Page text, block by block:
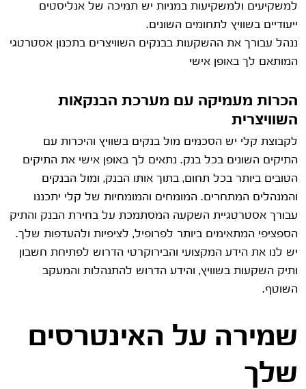
למשקיעים ולמשקיעות במניות יש תמיכה של אנליסטים
ייעודיים בשוויץ לתחומים השונים.
ננהל עבורך את ההשקעות בבנקים השוויצרים בתכנון אסטרטגי
המותאם לך באופן אישי
הכרות מעמיקה עם מערכת הבנקאות
השוויצרית
לקבוצת קלי יש הסכמים מול בנקים בשוויץ והיכרות עם
התיקים השונים בכל בנק. נתאים לך באופן אישי את התיקים
הטובים ביותר בכל תחום, בתוך אותו הבנק, ומול הבנקים
והמנהלים המתחרים. המומחים והמומחיות של קלי יתכננו
עבורך אסטרטגיית השקעה המסתמכת על בחירת הבנק והתיק
הספציפי המתאימים ביותר לפרופיל, לציפיות ולהעדפות שלך.
יש לנו את הידע המקצועי והבירוקרטי הדרוש לפתיחת חשבון
ותיק השקעות בשוויץ, והידע הדרוש להתנהלות והמעקב
השוטף.
שמירה על האינטרסים
שלך